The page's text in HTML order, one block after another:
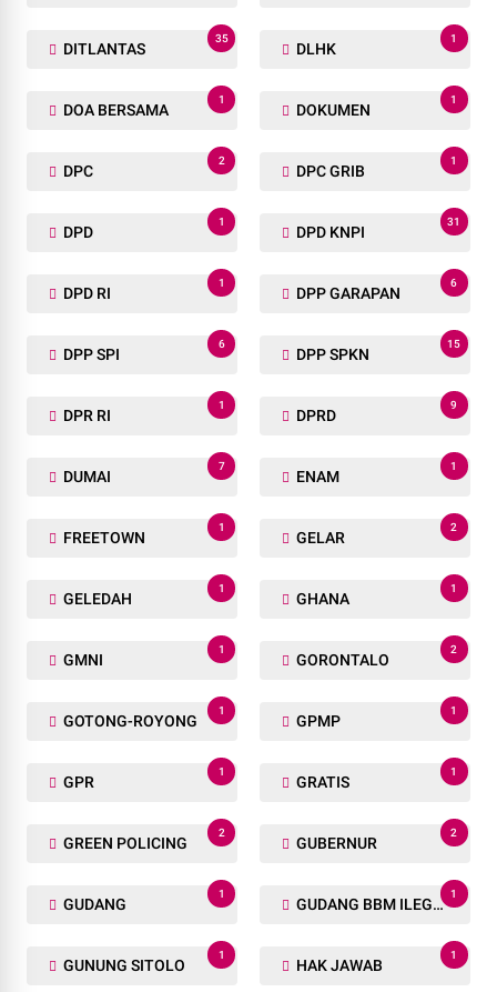
DITLANTAS
35
DLHK
1
DOA BERSAMA
1
DOKUMEN
1
DPC
2
DPC GRIB
1
DPD
1
DPD KNPI
31
DPD RI
1
DPP GARAPAN
6
DPP SPI
6
DPP SPKN
15
DPR RI
1
DPRD
9
DUMAI
7
ENAM
1
FREETOWN
1
GELAR
2
GELEDAH
1
GHANA
1
GMNI
1
GORONTALO
2
GOTONG-ROYONG
1
GPMP
1
GPR
1
GRATIS
1
GREEN POLICING
2
GUBERNUR
2
GUDANG
1
GUDANG BBM ILEGAL
1
GUNUNG SITOLO
1
HAK JAWAB
1